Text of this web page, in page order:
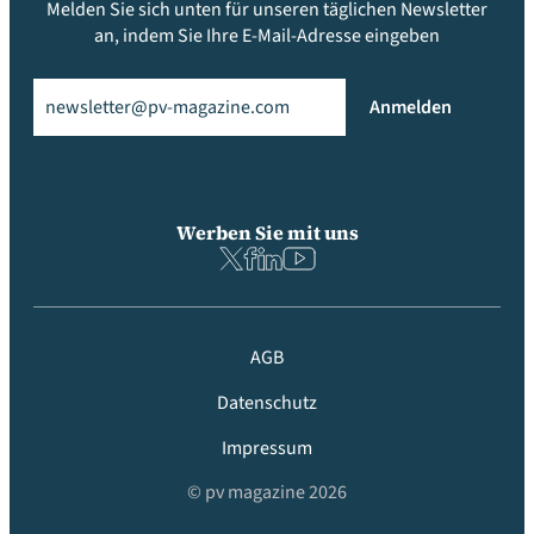
Melden Sie sich unten für unseren täglichen Newsletter
an, indem Sie Ihre E-Mail-Adresse eingeben
Anmelden
Werben Sie mit uns
AGB
Datenschutz
Impressum
© pv magazine 2026